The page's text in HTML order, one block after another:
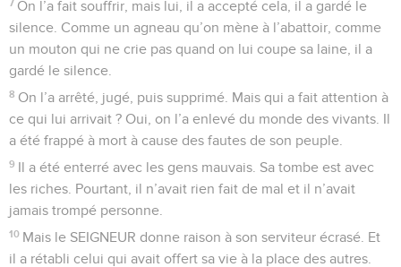
7 On l’a fait souffrir, mais lui, il a accepté cela, il a gardé le
silence. Comme un agneau qu’on mène à l’abattoir, comme
un mouton qui ne crie pas quand on lui coupe sa laine, il a
gardé le silence.
8 On l’a arrêté, jugé, puis supprimé. Mais qui a fait attention à
ce qui lui arrivait ? Oui, on l’a enlevé du monde des vivants. Il
a été frappé à mort à cause des fautes de son peuple.
9 Il a été enterré avec les gens mauvais. Sa tombe est avec
les riches. Pourtant, il n’avait rien fait de mal et il n’avait
jamais trompé personne.
10 Mais le SEIGNEUR donne raison à son serviteur écrasé. Et
il a rétabli celui qui avait offert sa vie à la place des autres.